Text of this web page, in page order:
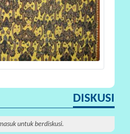
DISKUSI
untuk berdiskusi.